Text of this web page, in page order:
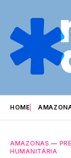
HOME
AMAZONAS —
HUMANITÁRIA